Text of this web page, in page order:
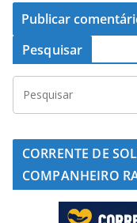
Pesquisar
CORRENTE DE
COMPANHEIRO